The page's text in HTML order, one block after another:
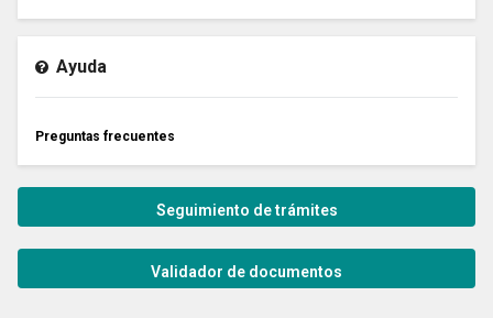
Ayuda
Preguntas frecuentes
Seguimiento de trámites
Validador de documentos